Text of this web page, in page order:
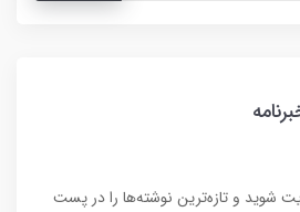
شوید و تازه‌ترین نوشته‌ها را در پست